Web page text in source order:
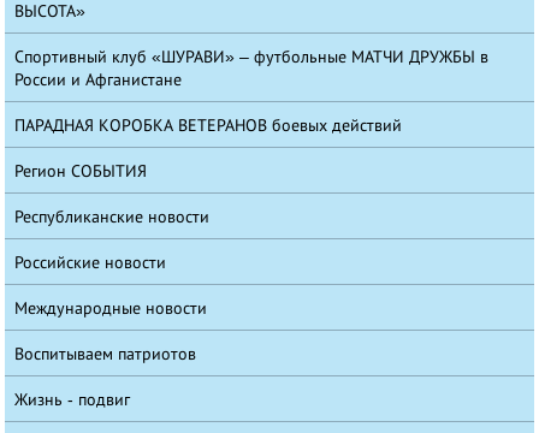
ВЫСОТА»
Спортивный клуб «ШУРАВИ» – футбольные МАТЧИ ДРУЖБЫ в
России и Афганистане
ПАРАДНАЯ КОРОБКА ВЕТЕРАНОВ боевых действий
Регион СОБЫТИЯ
Республиканские новости
Российские новости
Международные новости
Воспитываем патриотов
Жизнь - подвиг